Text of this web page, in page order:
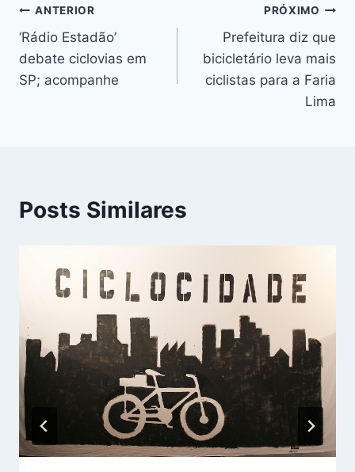
Navegação
de
Post
ANTERIOR
‘Rádio Estadão’
debate ciclovias em
SP; acompanhe
PRÓXIMO
Prefeitura diz que
bicicletário leva mais
ciclistas para a Faria
Lima
Posts Similares